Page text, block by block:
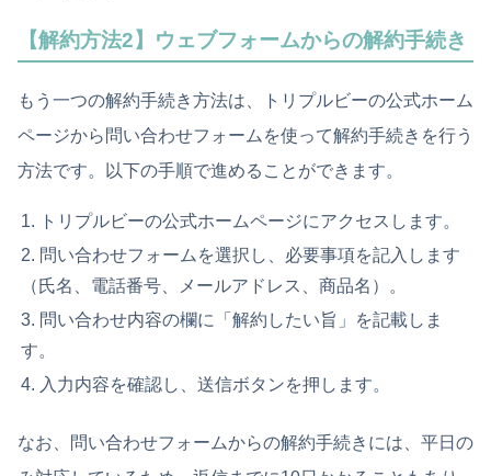
【解約方法2】ウェブフォームからの解約手続き
もう一つの解約手続き方法は、トリプルビーの公式ホーム
ページから問い合わせフォームを使って解約手続きを行う
方法です。以下の手順で進めることができます。
トリプルビーの公式ホームページにアクセスします。
問い合わせフォームを選択し、必要事項を記入します
（氏名、電話番号、メールアドレス、商品名）。
問い合わせ内容の欄に「解約したい旨」を記載しま
す。
入力内容を確認し、送信ボタンを押します。
なお、問い合わせフォームからの解約手続きには、平日の